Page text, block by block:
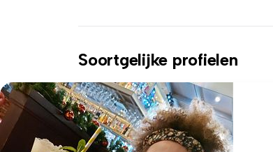
Soortgelijke profielen